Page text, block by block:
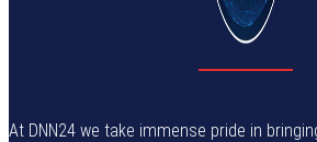
At DNN24 we take immense pride in